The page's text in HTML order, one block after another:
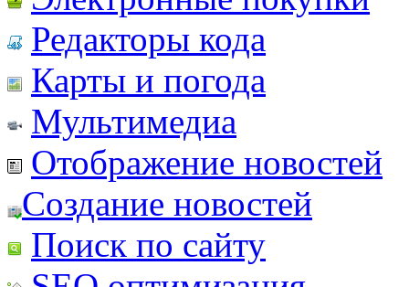
Редакторы кода
Карты и погода
Мультимедиа
Отображение новостей
Создание новостей
Поиск по сайту